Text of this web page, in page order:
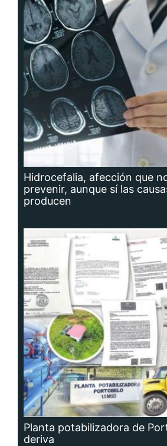
Hidrocefalia, afección que
prevenir, aunque sí las
producen
Planta potabilizadora de
deriva